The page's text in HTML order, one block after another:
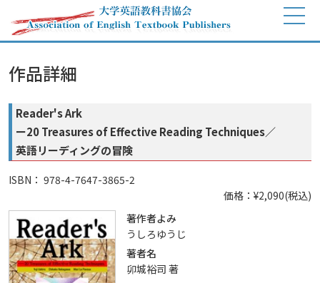
作品詳細
Reader's Ark
ー20 Treasures of Effective Reading Techniques／
英語リーディングの冒険
ISBN： 978-4-7647-3865-2
価格：¥2,090(税込)
著作者よみ
うしろゆうじ
著者名
卯城裕司 著